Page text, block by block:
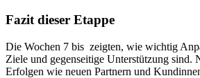
Fazit dieser Etappe
Die Wochen 7 bis zeigten, wie wichtig
Ziele und gegenseitige Unterstützung sind.
Erfolgen wie neuen Partnern und